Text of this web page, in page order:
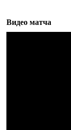
Видео матча